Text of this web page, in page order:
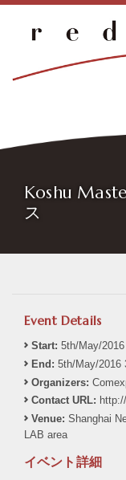
Koshu
ス
Event Details
Start: 5th/May/
End: 5th/May/2016
Organizers:
Contact URL:
Venue: Shanghai
LAB area
イベント詳細